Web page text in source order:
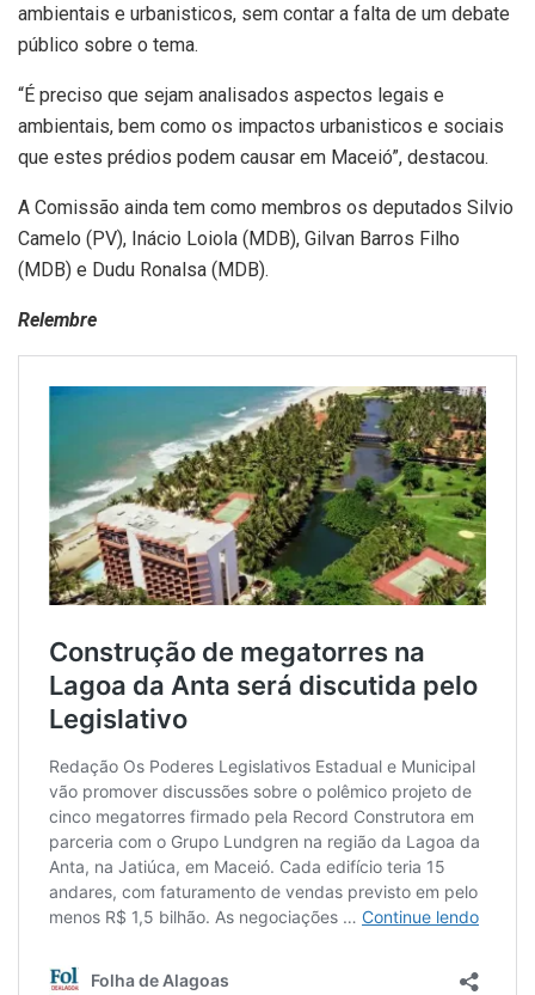
ambientais e urbanisticos, sem contar a falta de um debate
público sobre o tema.
“É preciso que sejam analisados aspectos legais e
ambientais, bem como os impactos urbanisticos e sociais
que estes prédios podem causar em Maceió”, destacou.
A Comissão ainda tem como membros os deputados Silvio
Camelo (PV), Inácio Loiola (MDB), Gilvan Barros Filho
(MDB) e Dudu Ronalsa (MDB).
Relembre